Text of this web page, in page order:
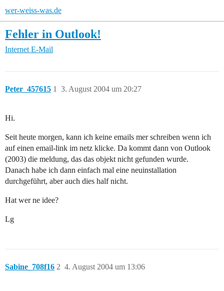
wer-weiss-was.de
Fehler in Outlook!
Internet E-Mail
Peter_457615 3. August 2004 um 20:27
1
Hi.
Seit heute morgen, kann ich keine emails mer schreiben wenn ich
auf einen email-link im netz klicke. Da kommt dann von Outlook
(2003) die meldung, das das objekt nicht gefunden wurde.
Danach habe ich dann einfach mal eine neuinstallation
durchgeführt, aber auch dies half nicht.
Hat wer ne idee?
Lg
Sabine_708f16 4. August 2004 um 13:06
2